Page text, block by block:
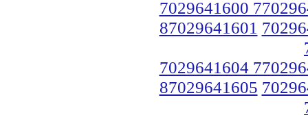
7029641600
87029641601
7029641604
87029641605